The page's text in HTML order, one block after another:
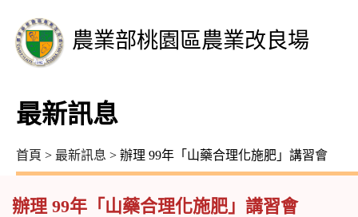
農業部桃園區農業改良場
最新訊息
首頁 > 最新訊息 > 辦理 99年「山藥合理化施肥」講習會
辦理 99年「山藥合理化施肥」講習會